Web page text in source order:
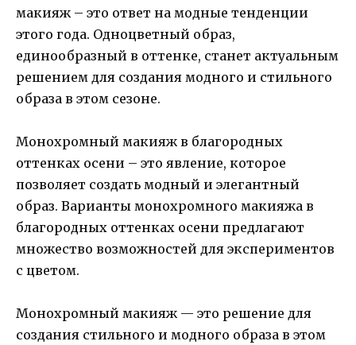
макияж – это ответ на модные тенденции
этого года. Одноцветный образ,
единообразный в оттенке, станет актуальным
решением для создания модного и стильного
образа в этом сезоне.
Монохромный макияж в благородных
оттенках осени – это явление, которое
позволяет создать модный и элегантный
образ. Варианты монохромного макияжа в
благородных оттенках осени предлагают
множество возможностей для экспериментов
с цветом.
Монохромный макияж — это решение для
создания стильного и модного образа в этом